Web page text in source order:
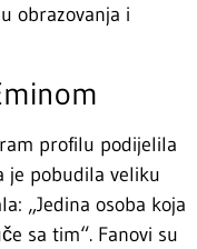
obrazovanja i
profilu podijelila
je pobudila veliku
„Jedina osoba koja
sa tim“. Fanovi su